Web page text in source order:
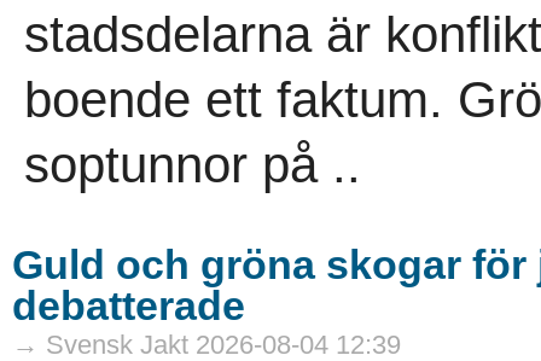
stadsdelarna är
boende ett faktum.
soptunnor på ..
Guld och gröna skogar
debatterade
→ Svensk Jakt 2026-08-04 12:39